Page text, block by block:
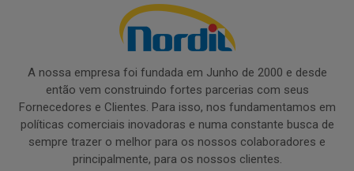
A nossa empresa foi fundada em Junho de 2000 e desde
então vem construindo fortes parcerias com seus
Fornecedores e Clientes. Para isso, nos fundamentamos em
políticas comerciais inovadoras e numa constante busca de
sempre trazer o melhor para os nossos colaboradores e
principalmente, para os nossos clientes.